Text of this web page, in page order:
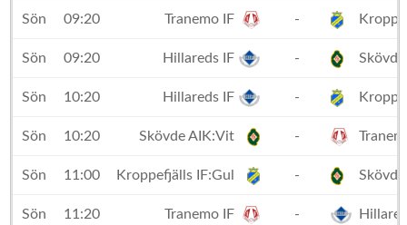
Sön 09:20 Tranemo IF -
Sön 09:20 Hillareds IF -
Sön 10:20 Hillareds IF -
Sön 10:20 Skövde AIK:Vit -
Sön 11:00 Kroppefjälls IF:Gul -
Sön 11:20 Tranemo IF -